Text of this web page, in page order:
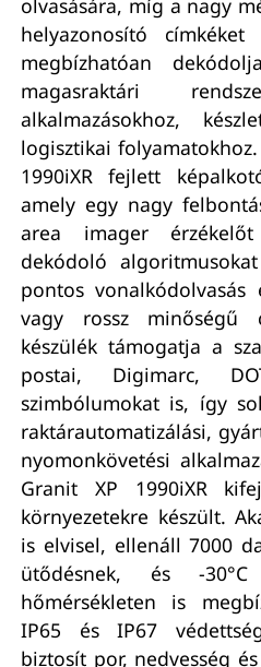
olvasására, míg a nagy
helyazonosító
megbízhatóan
magasraktári
alkalmazásokhoz,
logisztikai
1990iXR fejlett
amely egy nagy
area imager
dekódoló
pontos
vagy rossz minőségű
készülék támogatja a
postai, Digimarc,
szimbólumokat is, így
raktárautomatizálási,
nyomonkövetési
Granit XP 1990iXR
környezetekre készült.
is elvisel, ellenáll 7000
ütődésnek, és -
hőmérsékleten is
IP65 és IP67
biztosít por, nedvesség